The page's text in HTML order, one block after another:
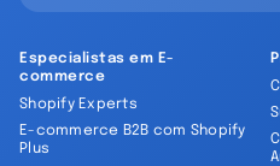
Especialistas em E-
commerce
Shopify Experts
E-commerce B2B com Shopify
Plus